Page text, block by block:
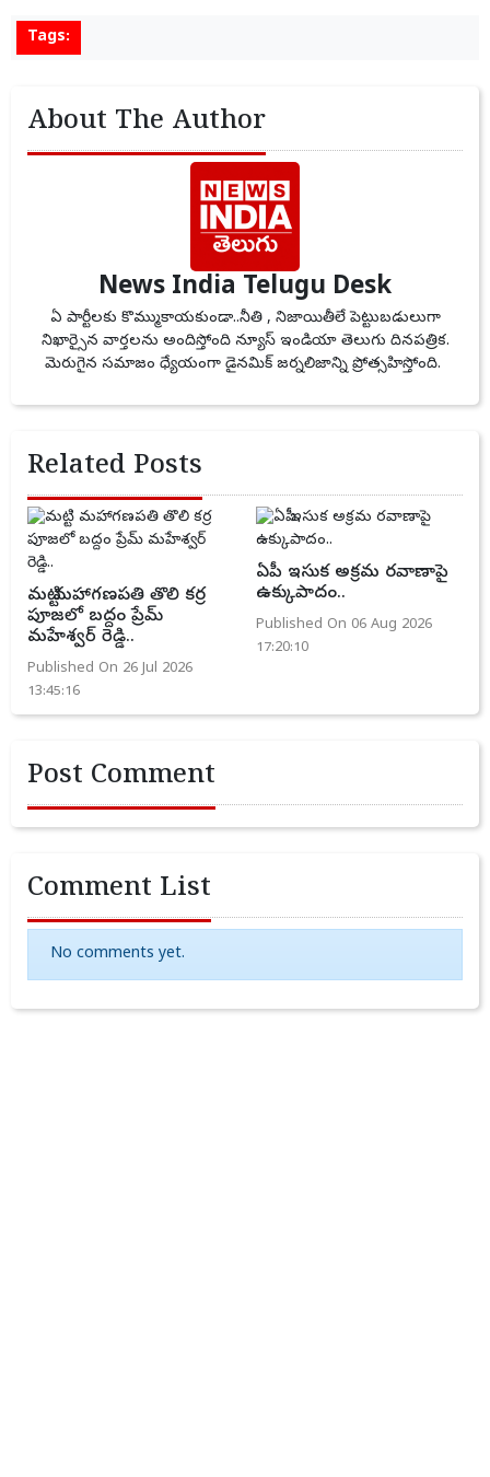
Tags:
About The Author
News India Telugu Desk
ఏ పార్టీలకు కొమ్ముకాయకుండా..నీతి , నిజాయితీలే పెట్టుబడులుగా
నిఖార్సైన వార్తలను అందిస్తోంది న్యూస్ ఇండియా తెలుగు దినపత్రిక.
మెరుగైన సమాజం ధ్యేయంగా డైనమిక్ జర్నలిజాన్ని ప్రోత్సహిస్తోంది.
Related Posts
మట్టి మహాగణపతి తొలి కర్ర
పూజలో బద్దం ప్రేమ్
మహేశ్వర్ రెడ్డి..
Published On 26 Jul 2026
13:45:16
ఏపీ ఇసుక అక్రమ రవాణాపై
ఉక్కుపాదం..
Published On 06 Aug 2026
17:20:10
Post Comment
Comment List
No comments yet.